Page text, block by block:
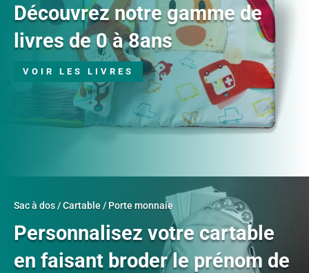
Découvrez notre gamme de
livres de 0 à 8ans
VOIR LES LIVRES
Sac à dos / Cartable / Porte monnaie
Personnalisez votre cartable
en faisant broder le prénom de